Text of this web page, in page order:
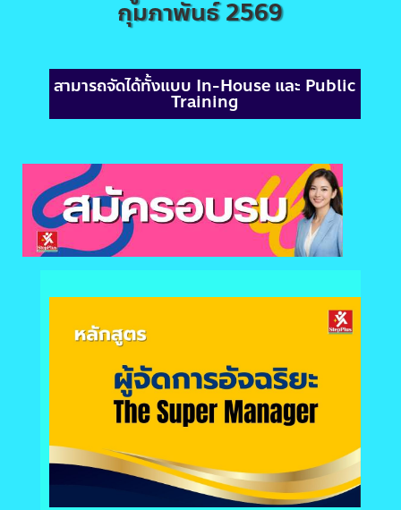
กุมภาพันธ์ 2569
สามารถจัดได้ทั้งแบบ In-House และ Public
Training